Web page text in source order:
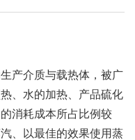
产介质与载热体，被广
、水的加热、产品硫化
消耗成本所占比例较
、以最佳的效果使用蒸